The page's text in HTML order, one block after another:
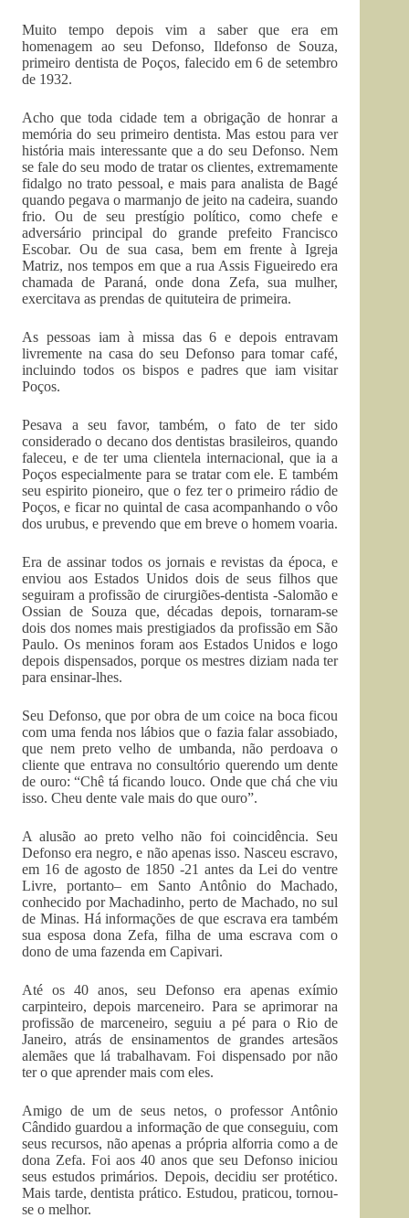
Muito tempo depois vim a saber que era em
homenagem ao seu Defonso, Ildefonso de Souza,
primeiro dentista de Poços, falecido em 6 de setembro
de 1932.
Acho que toda cidade tem a obrigação de honrar a
memória do seu primeiro dentista. Mas estou para ver
história mais interessante que a do seu Defonso. Nem
se fale do seu modo de tratar os clientes, extremamente
fidalgo no trato pessoal, e mais para analista de Bagé
quando pegava o marmanjo de jeito na cadeira, suando
frio. Ou de seu prestígio político, como chefe e
adversário principal do grande prefeito Francisco
Escobar. Ou de sua casa, bem em frente à Igreja
Matriz, nos tempos em que a rua Assis Figueiredo era
chamada de Paraná, onde dona Zefa, sua mulher,
exercitava as prendas de quituteira de primeira.
As pessoas iam à missa das 6 e depois entravam
livremente na casa do seu Defonso para tomar café,
incluindo todos os bispos e padres que iam visitar
Poços.
Pesava a seu favor, também, o fato de ter sido
considerado o decano dos dentistas brasileiros, quando
faleceu, e de ter uma clientela internacional, que ia a
Poços especialmente para se tratar com ele. E também
seu espirito pioneiro, que o fez ter o primeiro rádio de
Poços, e ficar no quintal de casa acompanhando o vôo
dos urubus, e prevendo que em breve o homem voaria.
Era de assinar todos os jornais e revistas da época, e
enviou aos Estados Unidos dois de seus filhos que
seguiram a profissão de cirurgiões-dentista -Salomão e
Ossian de Souza que, décadas depois, tornaram-se
dois dos nomes mais prestigiados da profissão em São
Paulo. Os meninos foram aos Estados Unidos e logo
depois dispensados, porque os mestres diziam nada ter
para ensinar-lhes.
Seu Defonso, que por obra de um coice na boca ficou
com uma fenda nos lábios que o fazia falar assobiado,
que nem preto velho de umbanda, não perdoava o
cliente que entrava no consultório querendo um dente
de ouro: “Chê tá ficando louco. Onde que chá che viu
isso. Cheu dente vale mais do que ouro”.
A alusão ao preto velho não foi coincidência. Seu
Defonso era negro, e não apenas isso. Nasceu escravo,
em 16 de agosto de 1850 -21 antes da Lei do ventre
Livre, portanto– em Santo Antônio do Machado,
conhecido por Machadinho, perto de Machado, no sul
de Minas. Há informações de que escrava era também
sua esposa dona Zefa, filha de uma escrava com o
dono de uma fazenda em Capivari.
Até os 40 anos, seu Defonso era apenas exímio
carpinteiro, depois marceneiro. Para se aprimorar na
profissão de marceneiro, seguiu a pé para o Rio de
Janeiro, atrás de ensinamentos de grandes artesãos
alemães que lá trabalhavam. Foi dispensado por não
ter o que aprender mais com eles.
Amigo de um de seus netos, o professor Antônio
Cândido guardou a informação de que conseguiu, com
seus recursos, não apenas a própria alforria como a de
dona Zefa. Foi aos 40 anos que seu Defonso iniciou
seus estudos primários. Depois, decidiu ser protético.
Mais tarde, dentista prático. Estudou, praticou, tornou-
se o melhor.